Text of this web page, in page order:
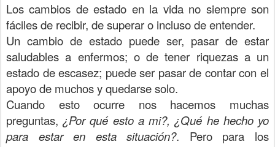
Los cambios de estado en la vida no siempre son
fáciles de recibir, de superar o incluso de entender.
Un cambio de estado puede ser, pasar de estar
saludables a enfermos; o de tener riquezas a un
estado de escasez; puede ser pasar de contar con el
apoyo de muchos y quedarse solo.
Cuando esto ocurre nos hacemos muchas
preguntas,¿Por qué esto a mi?, ¿Qué he hecho yo
para estar en esta situación?. Pero para los